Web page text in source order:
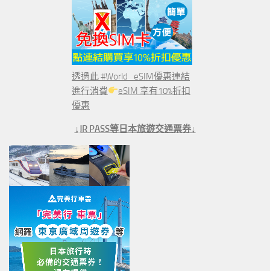
透過此 #World_eSIM優惠連結
進行消費
eSIM 享有10%折扣
優惠
↓JR PASS等日本旅遊交通票券↓